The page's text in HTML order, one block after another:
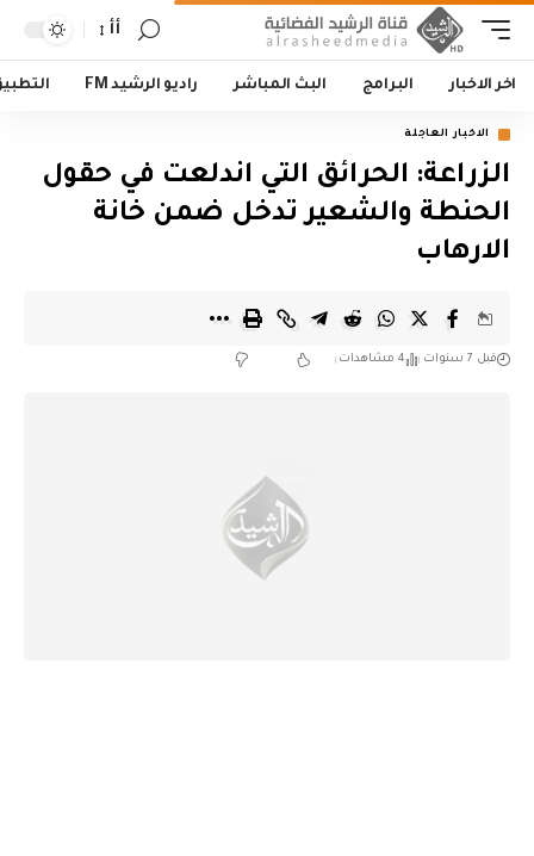
أأ
اخر الاخبار البرامج البث المباشر راديو الرشيد FM
الاخبار العاجلة
الزراعة: الحرائق التي اندلعت في حقول
الحنطة والشعير تدخل ضمن خانة
الارهاب
قبل 7 سنوات 4 مشاهدات